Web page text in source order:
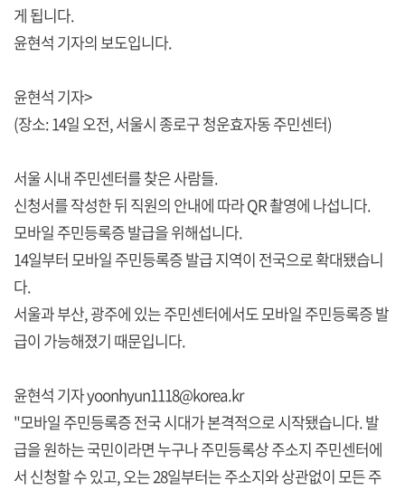
게 됩니다.
윤현석 기자의 보도입니다.
윤현석 기자>
(장소: 14일 오전, 서울시 종로구 청운효자동 주민센터)
서울 시내 주민센터를 찾은 사람들.
신청서를 작성한 뒤 직원의 안내에 따라 QR 촬영에 나섭니다.
모바일 주민등록증 발급을 위해섭니다.
14일부터 모바일 주민등록증 발급 지역이 전국으로 확대됐습니
다.
서울과 부산, 광주에 있는 주민센터에서도 모바일 주민등록증 발
급이 가능해졌기 때문입니다.
윤현석 기자 yoonhyun1118@korea.kr
"모바일 주민등록증 전국 시대가 본격적으로 시작됐습니다. 발
급을 원하는 국민이라면 누구나 주민등록상 주소지 주민센터에
서 신청할 수 있고, 오는 28일부터는 주소지와 상관없이 모든 주